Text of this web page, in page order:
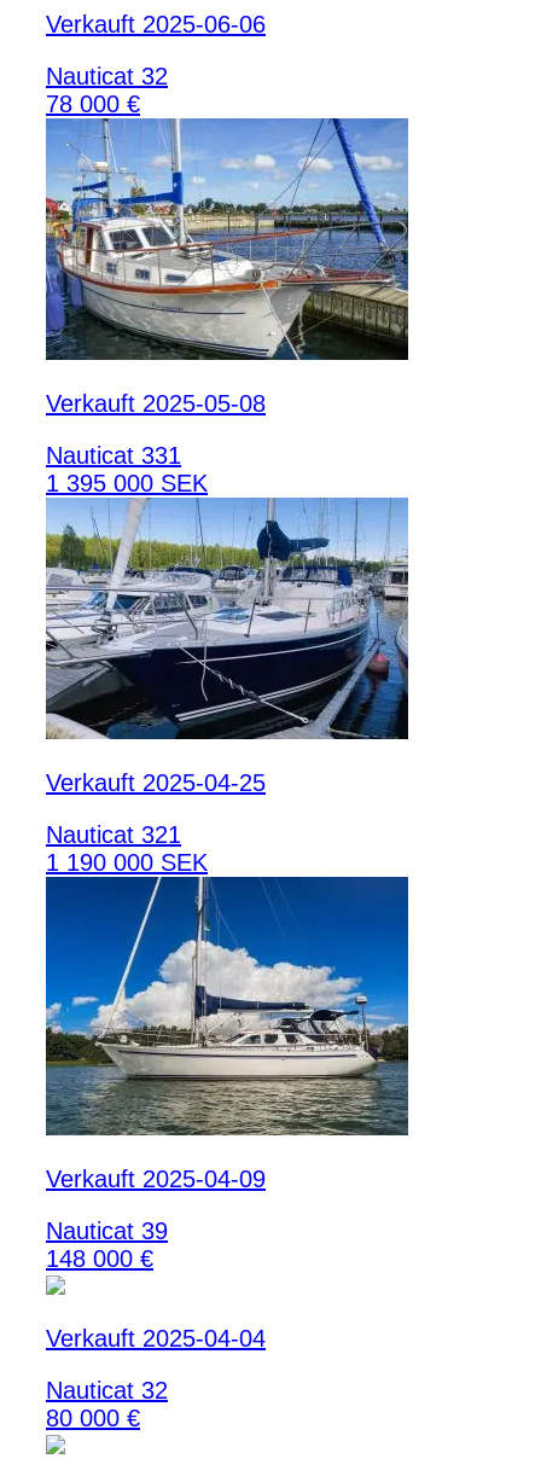
Verkauft 2025-06-06
Nauticat 32
78 000 €
Verkauft 2025-05-08
Nauticat 331
1 395 000 SEK
Verkauft 2025-04-25
Nauticat 321
1 190 000 SEK
Verkauft 2025-04-09
Nauticat 39
148 000 €
Verkauft 2025-04-04
Nauticat 32
80 000 €